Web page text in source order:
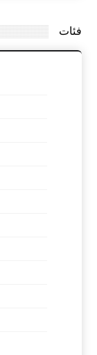
فئات